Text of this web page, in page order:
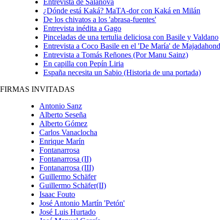
¿Dónde está Kaká? MaTA-dor con Kaká en Milán
De los chivatos a los 'abrasa-fuentes'
Entrevista inédita a Gago
Pinceladas de una tertulia deliciosa con Basile y Valdano
Entrevista a Coco Basile en el 'De María' de
Entrevista a Tomás Reñones (Por Manu Sainz)
En capilla con Pepín Liria
España necesita un Sabio (Historia de una portada)
FIRMAS INVITADAS
Antonio Sanz
Alberto Seseña
Alberto Gómez
Carlos Vanaclocha
Enrique Marí­n
Fontanarrosa
Fontanarrosa (II)
Fontanarrosa (III)
Guillermo Schäfer
Guillermo Schäfer(II)
Isaac Fouto
José Antonio Martín 'Petón'
José Luis Hurtado